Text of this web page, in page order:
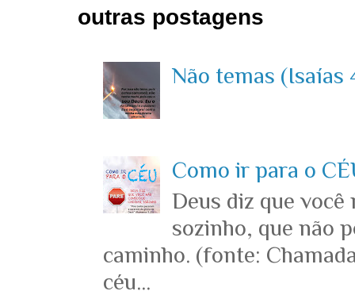
outras postagens
Não temas (Isaías
Como ir para o
Deus diz que você
sozinho, que não
caminho. (fonte:
céu...